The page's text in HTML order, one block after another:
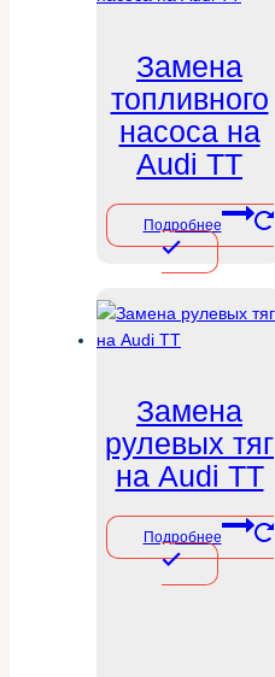
Замена
топливного
насоса на
Audi TT
Подробнее
Замена
рулевых тяг
на Audi TT
Подробнее